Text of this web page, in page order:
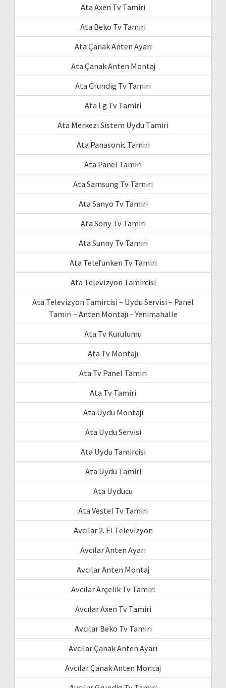
Ata Axen Tv Tamiri
Ata Beko Tv Tamiri
Ata Çanak Anten Ayarı
Ata Çanak Anten Montaj
Ata Grundig Tv Tamiri
Ata Lg Tv Tamiri
Ata Merkezi Sistem Uydu Tamiri
Ata Panasonic Tamiri
Ata Panel Tamiri
Ata Samsung Tv Tamiri
Ata Sanyo Tv Tamiri
Ata Sony Tv Tamiri
Ata Sunny Tv Tamiri
Ata Telefunken Tv Tamiri
Ata Televizyon Tamircisi
Ata Televizyon Tamircisi – Uydu Servisi – Panel
Tamiri – Anten Montajı – Yenimahalle
Ata Tv Kurulumu
Ata Tv Montajı
Ata Tv Panel Tamiri
Ata Tv Tamiri
Ata Uydu Montajı
Ata Uydu Servisi
Ata Uydu Tamircisi
Ata Uydu Tamiri
Ata Uyducu
Ata Vestel Tv Tamiri
Avcılar 2. El Televizyon
Avcılar Anten Ayarı
Avcılar Anten Montaj
Avcılar Arçelik Tv Tamiri
Avcılar Axen Tv Tamiri
Avcılar Beko Tv Tamiri
Avcılar Çanak Anten Ayarı
Avcılar Çanak Anten Montaj